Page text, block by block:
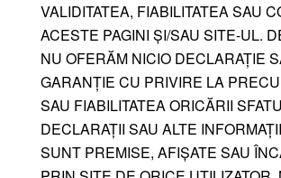
VALIDITATEA, FIABILITATEA SAU
ACESTE PAGINI ȘI/SAU SITE-UL.
NU OFERĂM NICIO DECLARAȚIE
GARANȚIE CU PRIVIRE LA
SAU FIABILITATEA ORICĂRII
DECLARAȚII SAU ALTE
SUNT PREMISE, AFIȘATE SAU